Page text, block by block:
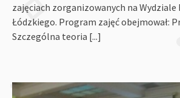
zajęciach zorganizowanych na
Łódzkiego. Program zajęć obejmował:
Szczególna teoria [...]